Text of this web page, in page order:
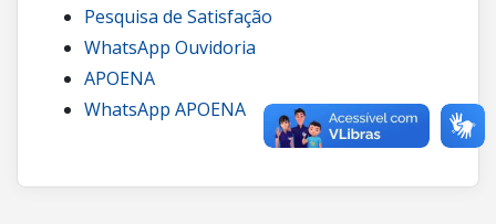
Pesquisa de Satisfação
WhatsApp Ouvidoria
APOENA
WhatsApp APOENA